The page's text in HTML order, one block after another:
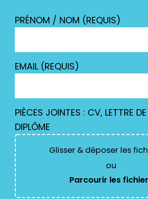
PRÉNOM / NOM (REQUIS)
EMAIL (REQUIS)
PIÈCES JOINTES : CV, LETTRE
DIPLÔME
Glisser & déposer les
ou
Parcourir les